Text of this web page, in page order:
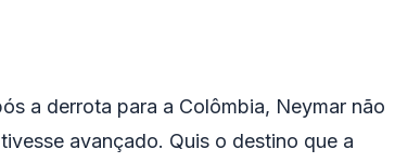
a derrota para a Colômbia, Neymar não
avançado. Quis o destino que a